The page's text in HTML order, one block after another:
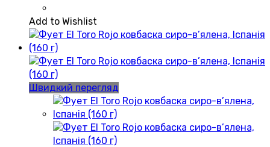
Add to Wishlist
Швидкий перегляд